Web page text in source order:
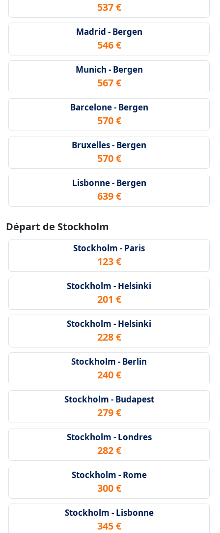
537 €
Madrid - Bergen
546 €
Munich - Bergen
567 €
Barcelone - Bergen
570 €
Bruxelles - Bergen
570 €
Lisbonne - Bergen
639 €
Départ de Stockholm
Stockholm - Paris
123 €
Stockholm - Helsinki
201 €
Stockholm - Helsinki
228 €
Stockholm - Berlin
240 €
Stockholm - Budapest
279 €
Stockholm - Londres
282 €
Stockholm - Rome
300 €
Stockholm - Lisbonne
345 €